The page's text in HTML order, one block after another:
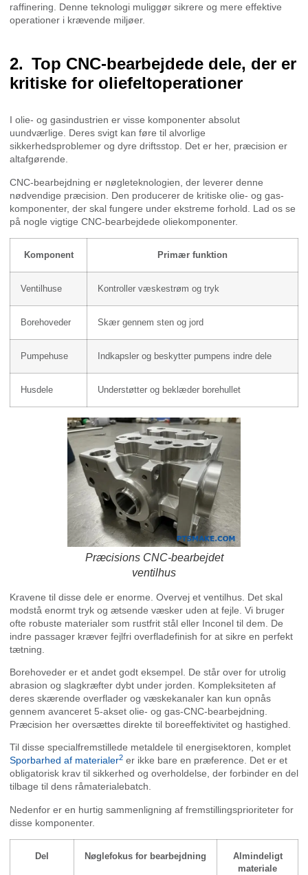
raffinering. Denne teknologi muliggør sikrere og mere effektive
operationer i krævende miljøer.
Top CNC-bearbejdede dele, der er
kritiske for oliefeltoperationer
I olie- og gasindustrien er visse komponenter absolut
uundværlige. Deres svigt kan føre til alvorlige
sikkerhedsproblemer og dyre driftsstop. Det er her, præcision er
altafgørende.
CNC-bearbejdning er nøgleteknologien, der leverer denne
nødvendige præcision. Den producerer de kritiske olie- og gas-
komponenter, der skal fungere under ekstreme forhold. Lad os se
på nogle vigtige CNC-bearbejdede oliekomponenter.
Komponent Primær funktion
Ventilhuse Kontroller væskestrøm og tryk
Borehoveder Skær gennem sten og jord
Pumpehuse Indkapsler og beskytter pumpens indre dele
Husdele Understøtter og beklæder borehullet
Præcisions CNC-bearbejdet
ventilhus
Kravene til disse dele er enorme. Overvej et ventilhus. Det skal
modstå enormt tryk og ætsende væsker uden at fejle. Vi bruger
ofte robuste materialer som rustfrit stål eller Inconel til dem. De
indre passager kræver fejlfri overfladefinish for at sikre en perfekt
tætning.
Borehoveder er et andet godt eksempel. De står over for utrolig
abrasion og slagkræfter dybt under jorden. Kompleksiteten af
deres skærende overflader og væskekanaler kan kun opnås
gennem avanceret 5-akset olie- og gas-CNC-bearbejdning.
Præcision her oversættes direkte til boreeffektivitet og hastighed.
Til disse specialfremstillede metaldele til energisektoren, komplet
Sporbarhed af materialer2 er ikke bare en præference. Det er et
obligatorisk krav til sikkerhed og overholdelse, der forbinder en del
tilbage til dens råmaterialebatch.
Nedenfor er en hurtig sammenligning af fremstillingsprioriteter for
disse komponenter.
Del Nøglefokus for bearbejdning
Almindeligt
materiale